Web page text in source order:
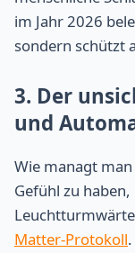
im Jahr 2026
sondern schützt
3. Der
und
Wie managt
Gefühl zu
Matter-Protokoll.